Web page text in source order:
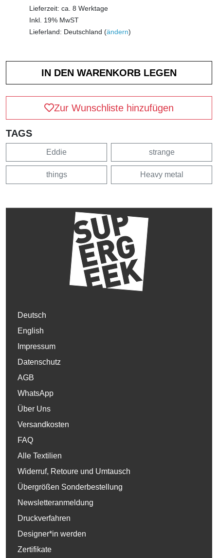
Lieferzeit: ca. 8 Werktage
Inkl. 19% MwST
Lieferland: Deutschland (ändern)
Zur Wunschliste hinzufügen
TAGS
Eddie strange
things Heavy metal
Deutsch
English
Impressum
Datenschutz
AGB
WhatsApp
Über Uns
Versandkosten
FAQ
Alle Textilien
Widerruf, Retoure und Umtausch
Übergrößen Sonderbestellung
Newsletteranmeldung
Druckverfahren
Designer*in werden
Zertifikate